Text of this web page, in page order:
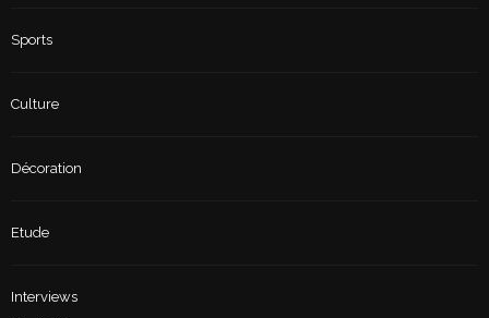
Sports
Culture
Décoration
Etude
Interviews